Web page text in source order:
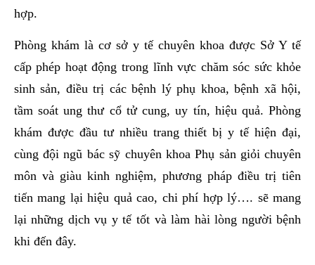
hợp.
Phòng khám là cơ sở y tế chuyên khoa được Sở Y tế
cấp phép hoạt động trong lĩnh vực chăm sóc sức khỏe
sinh sản, điều trị các bệnh lý phụ khoa, bệnh xã hội,
tầm soát ung thư cổ tử cung, uy tín, hiệu quả. Phòng
khám được đầu tư nhiều trang thiết bị y tế hiện đại,
cùng đội ngũ bác sỹ chuyên khoa Phụ sản giỏi chuyên
môn và giàu kinh nghiệm, phương pháp điều trị tiên
tiến mang lại hiệu quả cao, chi phí hợp lý…. sẽ mang
lại những dịch vụ y tế tốt và làm hài lòng người bệnh
khi đến đây.